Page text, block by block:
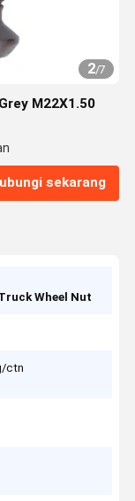
2/7
M22X1.50
sekarang
Wheel Nut
ctn